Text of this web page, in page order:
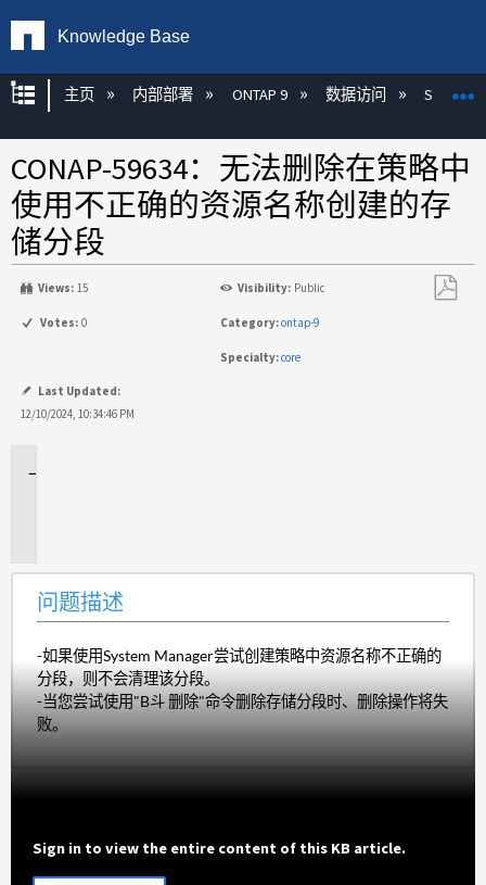
Knowledge Base
扩展/隐缩全局层次
主页 内部部署 ONTAP 9 数据访问 S3
CONAP-59634：无法删除在策略中
使用不正确的资源名称创建的存
储分段
Views: 15 Visibility: Public
Votes: 0 Category:ontap-9
Specialty:core
Last Updated:
12/10/2024, 10:34:46 PM
问题描述
-如果使用System Manager尝试创建策略中资源名称不正确的
分段，则不会清理该分段。
-当您尝试使用"B斗 删除"命令删除存储分段时、删除操作将失
败。
Sign in to view the entire content of this KB article.